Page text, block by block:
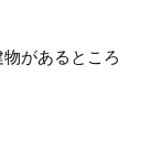
があるところ